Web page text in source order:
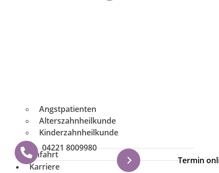
Angstpatienten
Alterszahnheilkunde
Kinderzahnheilkunde
Anfahrt
Karriere
04221 8009980
Termin